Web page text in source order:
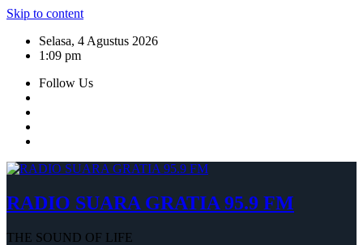
Skip to content
Selasa, 4 Agustus 2026
1:09 pm
Follow Us
RADIO SUARA GRATIA 95.9 FM
THE SOUND OF LIFE